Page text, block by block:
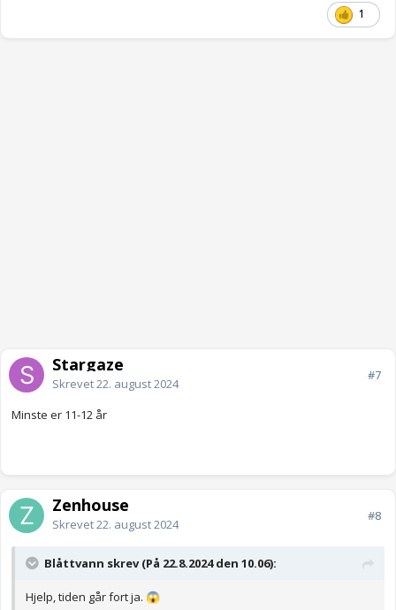
1
Stargaze
Skrevet22. august 2024
#7
Minste er 11-12 år
Zenhouse
Skrevet22. august 2024
#8
Blåttvann skrev (På 22.8.2024 den 10.06):
Hjelp, tiden går fort ja. 😱